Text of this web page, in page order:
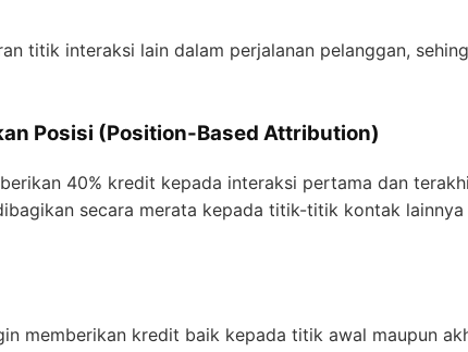
titik interaksi lain dalam perjalanan pelanggan,
Posisi (Position-Based Attribution)
40% kredit kepada interaksi pertama dan
secara merata kepada titik-titik kontak
memberikan kredit baik kepada titik awal maupun